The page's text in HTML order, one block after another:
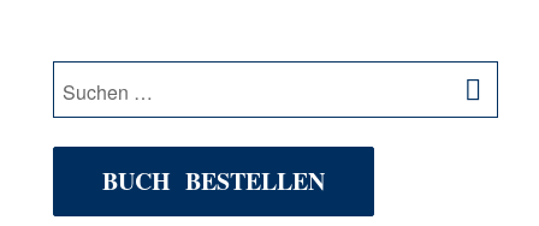
Suche
nach:
BUCH BESTELLEN